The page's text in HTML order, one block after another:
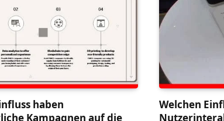
haben
Kampagnen auf die
Welchen